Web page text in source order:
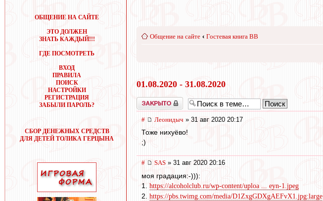
ОБЩЕНИЕ НА САЙТЕ
ЭТО ДОЛЖЕН
ЗНАТЬ КАЖДЫЙ!!!
ГДЕ ПОСМОТРЕТЬ
ВХОД
ПРАВИЛА
ПОИСК
НАСТРОЙКИ
РЕГИСТРАЦИЯ
ЗАБЫЛИ ПАРОЛЬ?
СБОР ДЕНЕЖНЫХ СРЕДСТВ
ДЛЯ ДЕТЕЙ ТОЛИКА ГЕРЦЫНА
Общение на сайте ‹ Гостевая книга ВВ
01.08.2020 - 31.08.2020
Закрыто
# Леонидыч » 31 авг 2020 20:17
Тоже нихуёво!
;)
# SAS » 31 авг 2020 20:16
моя градация:-))):
1. https://alcoholclub.ru/wp-content/uploa ... eyn-1.jpeg
2. https://pbs.twimg.com/media/D1ZxgGDXgAEFvX1.jpg:large